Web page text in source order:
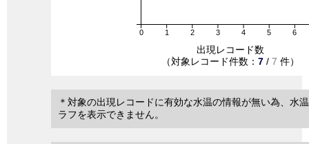
0 1 2 3 4 5 6
出現レコード数
（対象レコード件数： 7 / 7 件）
＊対象の出現レコードに有効な水温の情報が無い為、水
ラフを表示できません。